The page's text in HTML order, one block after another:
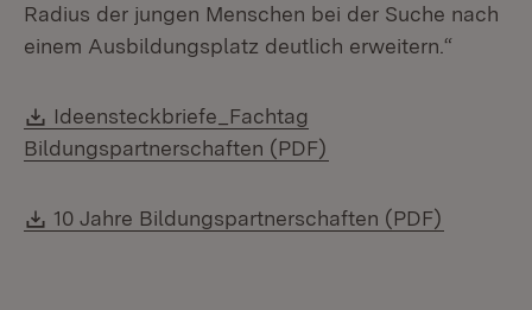
Radius der jungen Menschen bei der Suche nach
einem Ausbildungsplatz deutlich erweitern.“
Download:
Ideensteckbriefe_Fachtag
Bildungspartnerschaften (PDF)
Download:
10 Jahre Bildungspartnerschaften (PDF)